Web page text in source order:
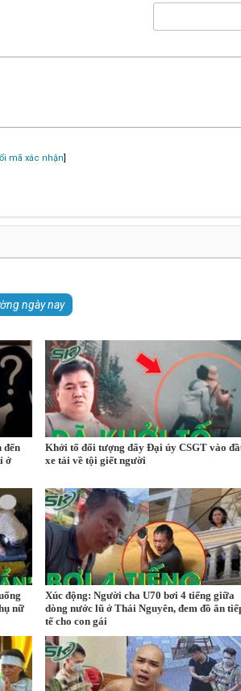
mã xác nhận]
ngày nay
đến
ở
Khởi tố đối tượng đẩy Đại úy CSGT vào
xe tải về tội giết người
nữ
Xúc động: Người cha U70 bơi 4 tiếng giữa
dòng nước lũ ở Thái Nguyên, đem đồ ăn
tế cho con gái